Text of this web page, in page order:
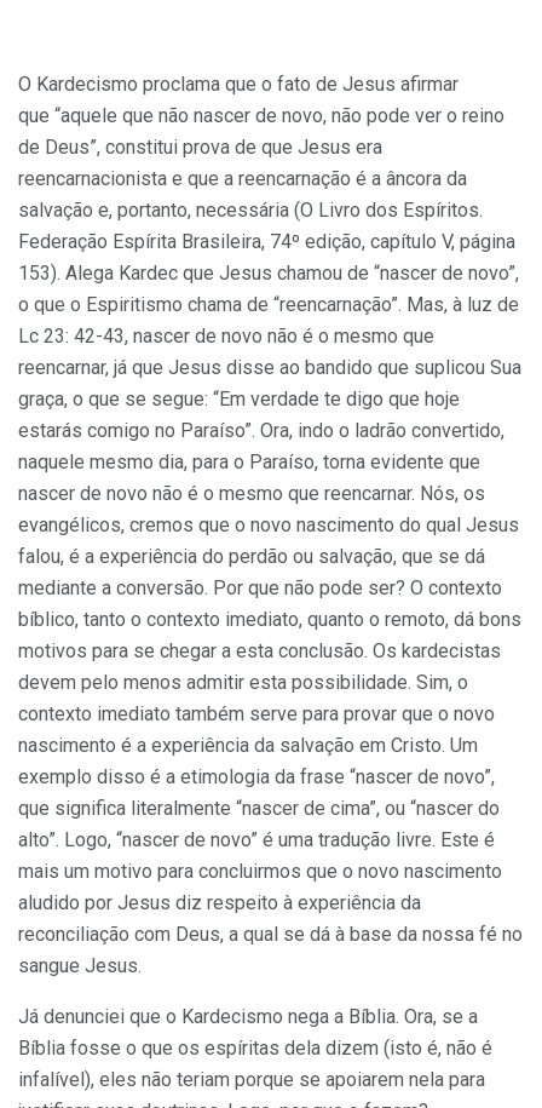
O Kardecismo proclama que o fato de Jesus afirmar
que “aquele que não nascer de novo, não pode ver o reino
de Deus”, constitui prova de que Jesus era
reencarnacionista e que a reencarnação é a âncora da
salvação e, portanto, necessária (O Livro dos Espíritos.
Federação Espírita Brasileira, 74º edição, capítulo V, página
153). Alega Kardec que Jesus chamou de “nascer de novo”,
o que o Espiritismo chama de “reencarnação”. Mas, à luz de
Lc 23: 42-43, nascer de novo não é o mesmo que
reencarnar, já que Jesus disse ao bandido que suplicou Sua
graça, o que se segue: “Em verdade te digo que hoje
estarás comigo no Paraíso”. Ora, indo o ladrão convertido,
naquele mesmo dia, para o Paraíso, torna evidente que
nascer de novo não é o mesmo que reencarnar. Nós, os
evangélicos, cremos que o novo nascimento do qual Jesus
falou, é a experiência do perdão ou salvação, que se dá
mediante a conversão. Por que não pode ser? O contexto
bíblico, tanto o contexto imediato, quanto o remoto, dá bons
motivos para se chegar a esta conclusão. Os kardecistas
devem pelo menos admitir esta possibilidade. Sim, o
contexto imediato também serve para provar que o novo
nascimento é a experiência da salvação em Cristo. Um
exemplo disso é a etimologia da frase “nascer de novo”,
que significa literalmente “nascer de cima”, ou “nascer do
alto”. Logo, “nascer de novo” é uma tradução livre. Este é
mais um motivo para concluirmos que o novo nascimento
aludido por Jesus diz respeito à experiência da
reconciliação com Deus, a qual se dá à base da nossa fé no
sangue Jesus.
Já denunciei que o Kardecismo nega a Bíblia. Ora, se a
Bíblia fosse o que os espíritas dela dizem (isto é, não é
infalível), eles não teriam porque se apoiarem nela para